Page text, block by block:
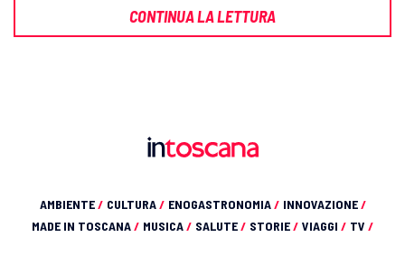
CONTINUA LA LETTURA
AMBIENTE/ CULTURA/ ENOGASTRONOMIA/ INNOVAZIONE/
MADE IN TOSCANA/ MUSICA/ SALUTE/ STORIE/ VIAGGI / TV /